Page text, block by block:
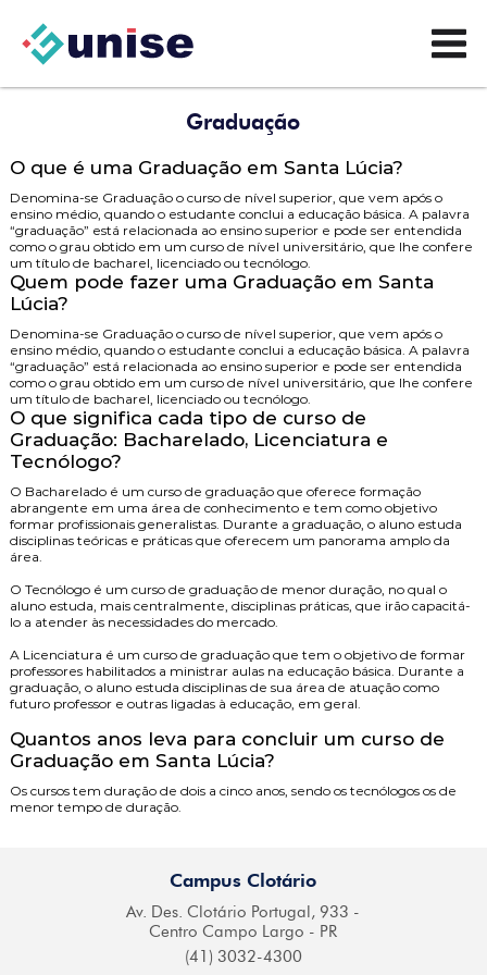
Graduação
O que é uma Graduação em Santa Lúcia?
Denomina-se Graduação o curso de nível superior, que vem após o
ensino médio, quando o estudante conclui a educação básica. A palavra
“graduação” está relacionada ao ensino superior e pode ser entendida
como o grau obtido em um curso de nível universitário, que lhe confere
um título de bacharel, licenciado ou tecnólogo.
Quem pode fazer uma Graduação em Santa
Lúcia?
Denomina-se Graduação o curso de nível superior, que vem após o
ensino médio, quando o estudante conclui a educação básica. A palavra
“graduação” está relacionada ao ensino superior e pode ser entendida
como o grau obtido em um curso de nível universitário, que lhe confere
um título de bacharel, licenciado ou tecnólogo.
O que significa cada tipo de curso de
Graduação: Bacharelado, Licenciatura e
Tecnólogo?
O Bachareladoé um curso de graduação que oferece formação
abrangente em uma área de conhecimento e tem como objetivo
formar profissionais generalistas. Durante a graduação, o aluno estuda
disciplinas teóricas e práticas que oferecem um panorama amplo da
área.
O Tecnólogoé um curso de graduação de menor duração, no qual o
aluno estuda, mais centralmente, disciplinas práticas, que irão capacitá-
lo a atender às necessidades do mercado.
A Licenciatura é um curso de graduação que tem o objetivo de formar
professores habilitados a ministrar aulas na educação básica. Durante a
graduação, o aluno estuda disciplinas de sua área de atuação como
futuro professor e outras ligadas à educação, em geral.
Quantos anos leva para concluir um curso de
Graduação em Santa Lúcia?
Os cursos tem duração de dois a cinco anos, sendo os tecnólogos os de
menor tempo de duração.
Campus Clotário
Av. Des. Clotário Portugal, 933 -
Centro Campo Largo - PR
(41) 3032-4300